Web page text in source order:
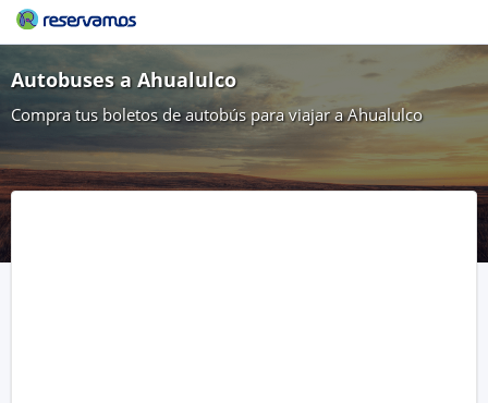
Autobuses a Ahualulco
Compra tus boletos de autobús para viajar a Ahualulco